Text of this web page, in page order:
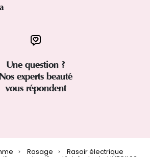
Une question ?
Nos experts beauté
vous répondent
Rasage Rasoir électrique